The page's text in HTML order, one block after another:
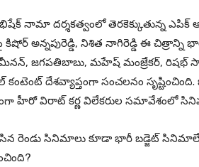
నామా దర్శకత్వంలో తెరకెక్కుతున్న ఎపిక్
అన్నపురెడ్డి, నిశిత నాగిరెడ్డి ఈ చిత్రాన్ని
జగపతిబాబు, మహేష్ మంజ్రేకర్, రిషభ్
దేశవ్యాప్తంగా సంచలనం సృష్టించింది.
హీరో విరాట్ కర్ణ విలేకరుల సమావేశంలో
రెండు సినిమాలు కూడా భారీ బడ్జెట్